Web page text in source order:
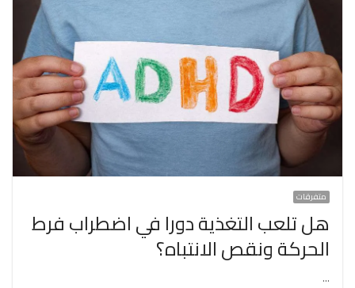
متفرقات
هل تلعب التغذية دورا في اضطراب فرط
الحركة ونقص الانتباه؟
…